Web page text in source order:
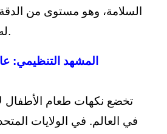
السلامة، وهو مستوى من
له في صناعة الأغذية.
1. المشهد التنظيمي:
تخضع نكهات طعام الأطفال
في العالم. في الولايات